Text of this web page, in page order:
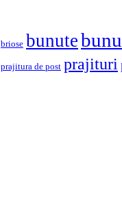
briose bunute
prajitura de post prajituri